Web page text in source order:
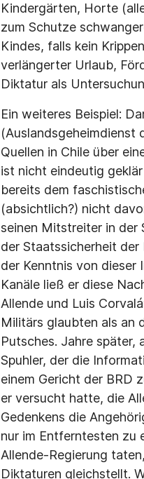
Kindergärten, Horte
zum Schutze
Kindes, falls kein
verlängerter Urlaub,
Diktatur als
Ein weiteres Beispiel:
(Auslandsgeheimdienst
Quellen in Chile über
ist nicht eindeutig
bereits dem
(absichtlich?) nicht
seinen Mitstreiter in der
der Staatssicherheit der
der Kenntnis von dieser
Kanäle ließ er diese
Allende und Luis
Militärs glaubten als an
Putsches. Jahre
Spuhler, der die
einem Gericht der BRD
er versucht hatte, die
Gedenkens die
nur im Entferntesten zu
Allende-Regierung
Diktaturen gleichstellt.